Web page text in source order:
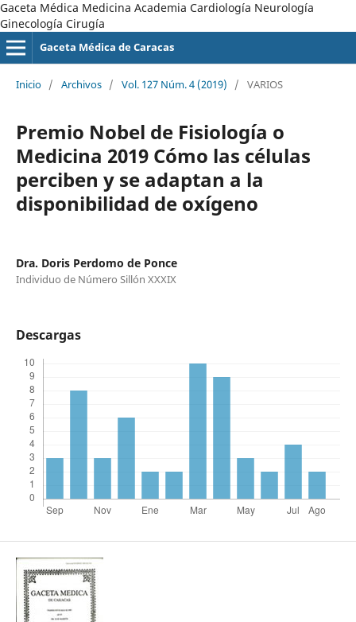
Gaceta Médica Medicina Academia Cardiología Neurología
Ginecología Cirugía
Gaceta Médica de Caracas
Inicio / Archivos / Vol. 127 Núm. 4 (2019) / VARIOS
Premio Nobel de Fisiología o
Medicina 2019 Cómo las células
perciben y se adaptan a la
disponibilidad de oxígeno
Dra. Doris Perdomo de Ponce
Individuo de Número Sillón XXXIX
Descargas